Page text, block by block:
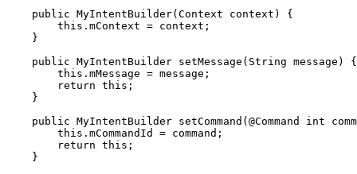
    public MyIntentBuilder(Context context) {
        this.mContext = context;
    }
    public MyIntentBuilder setMessage(String message) {
        this.mMessage = message;
        return this;
    }
public MyIntentBuilder setCommand(@Command int
        this.mCommandId = command;
        return this;
    }